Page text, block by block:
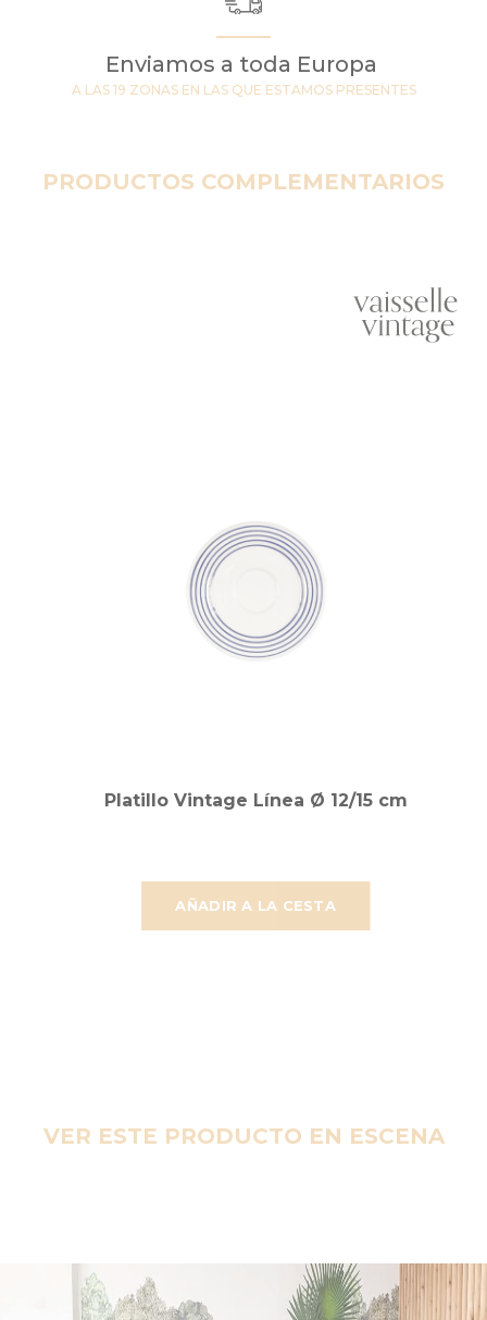
Enviamos a toda Europa
A LAS 19 ZONAS EN LAS QUE ESTAMOS PRESENTES
PRODUCTOS COMPLEMENTARIOS
AÑADIR A LA CESTA
Platillo Vintage Línea Ø 12/15 cm
VER ESTE PRODUCTO EN ESCENA